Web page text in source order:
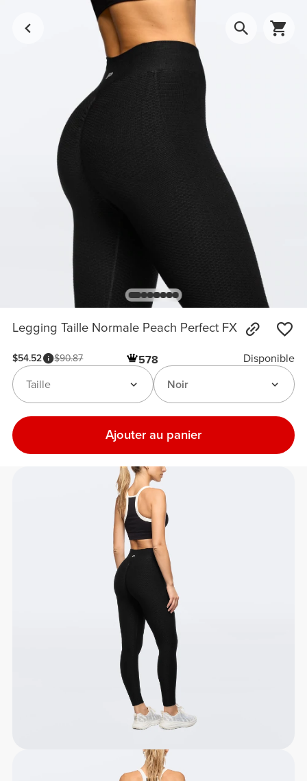
Legging Taille Normale Peach Perfect FX
$54.52 $90.87 578
Disponible
Noir
Taille
Ajouter au panier